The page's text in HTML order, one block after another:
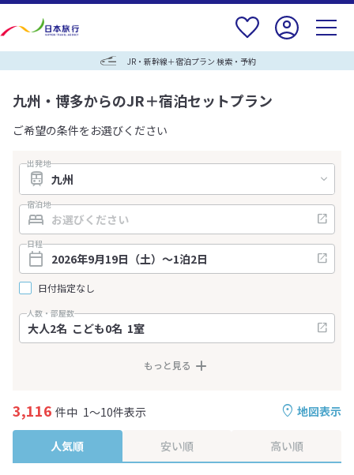
JR・新幹線＋宿泊プラン 検索・予約
九州・博多からのJR＋宿泊セットプラン
ご希望の条件をお選びください
出発地
宿泊地
日程
日付指定なし
人数・部屋数
もっと見る
地図表示
3,116 件中 1～10件表示
人気順 安い順 高い順